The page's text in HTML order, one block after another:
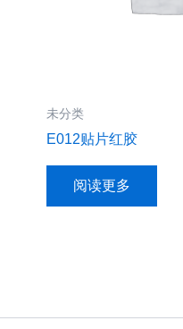
未分类
E012贴片红胶
阅读更多